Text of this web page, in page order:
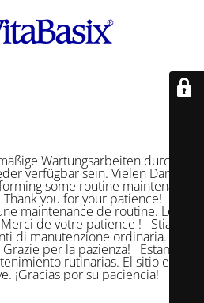
Wartungsarbeiten durch. Die
verfügbar sein. Vielen Dank für
some routine maintenance.
you for your patience! Nous
maintenance de routine. Le site
de votre patience ! Stiamo
di manutenzione ordinaria. Il sito
per la pazienza! Estamos
rutinarias. El sitio estará
¡Gracias por su paciencia!